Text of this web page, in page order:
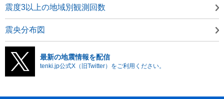
震度3以上の地域別観測回数
震央分布図
最新の地震情報を配信
tenki.jp公式X（旧Twitter）をご利用ください。